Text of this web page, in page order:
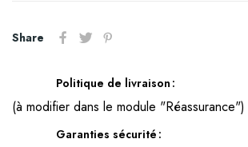
Share
Politique de livraison
(à modifier dans le module "Réassurance")
Garanties sécurité